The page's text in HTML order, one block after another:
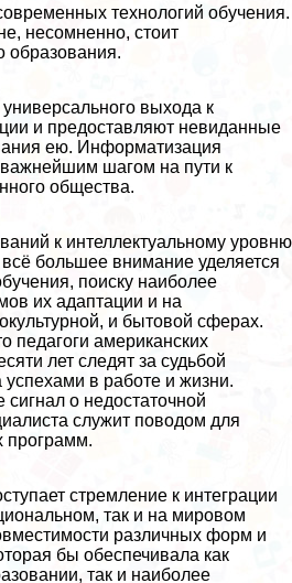
технологий обучения.
несомненно, стоит
образования.
выхода к
и предоставляют невиданные
ею. Информатизация
шагом на пути к
общества.
к интеллектуальному уровню
большее внимание уделяется
поиску наиболее
их адаптации и на
и бытовой сферах.
педагоги американских
лет следят за судьбой
успехами в работе и жизни.
о недостаточной
служит поводом для
программ.
стремление к интеграции
так и на мировом
различных форм и
бы обеспечивала как
так и наиболее